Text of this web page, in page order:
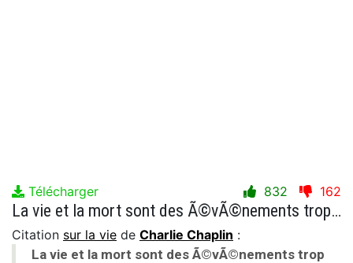
Télécharger 832 162
La vie et la mort sont des Ã©vÃ©nements trop prÃ©cis, trop implacables pour Ãªtre accidentels.
Citation sur la vie de Charlie Chaplin :
La vie et la mort sont des Ã©vÃ©nements trop